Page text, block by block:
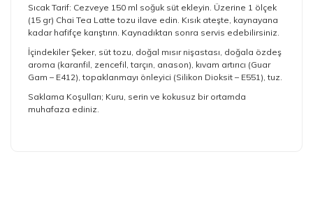
Sıcak Tarif: Cezveye 150 ml soğuk süt ekleyin. Üzerine 1 ölçek
(15 gr) Chai Tea Latte tozu ilave edin. Kısık ateşte, kaynayana
kadar hafifçe karıştırın. Kaynadıktan sonra servis edebilirsiniz.
İçindekiler Şeker, süt tozu, doğal mısır nişastası, doğala özdeş
aroma (karanfil, zencefil, tarçın, anason), kıvam artırıcı (Guar
Gam – E412), topaklanmayı önleyici (Silikon Dioksit – E551), tuz.
Saklama Koşulları; Kuru, serin ve kokusuz bir ortamda
muhafaza ediniz.